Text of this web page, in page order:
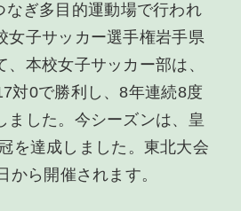
なぎ多目的運動場で行われ
女子サッカー選手権岩手県
、本校女子サッカー部は、
対0で勝利し、8年連続8度
ました。今シーズンは、皇
を達成しました。東北大会
から開催されます。